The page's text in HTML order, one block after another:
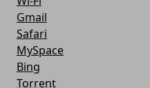
Gmail
Safari
MySpace
Bing
Torrent